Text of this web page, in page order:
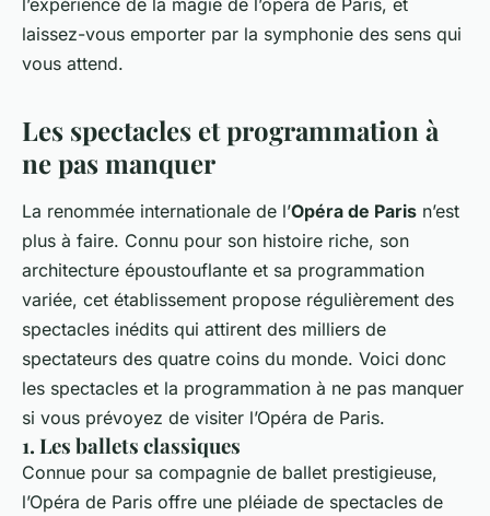
l’expérience de la magie de l’opéra de Paris, et
laissez-vous emporter par la symphonie des sens qui
vous attend.
Les spectacles et programmation à
ne pas manquer
La renommée internationale de l’Opéra de Paris n’est
plus à faire. Connu pour son histoire riche, son
architecture époustouflante et sa programmation
variée, cet établissement propose régulièrement des
spectacles inédits qui attirent des milliers de
spectateurs des quatre coins du monde. Voici donc
les spectacles et la programmation à ne pas manquer
si vous prévoyez de visiter l’Opéra de Paris.
1. Les ballets classiques
Connue pour sa compagnie de ballet prestigieuse,
l’Opéra de Paris offre une pléiade de spectacles de